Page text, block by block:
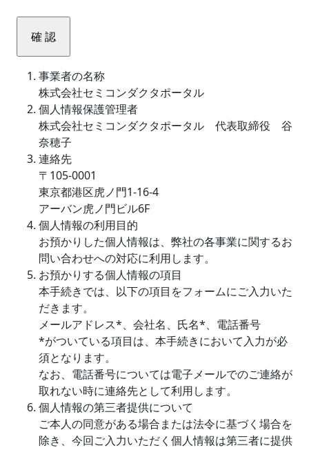
事業者の名称
株式会社セミコンダクタポータル
個人情報保護管理者
株式会社セミコンダクタポータル 代表取締役 谷
奈穂子
連絡先
〒105-0001
東京都港区虎ノ門1-16-4
アーバン虎ノ門ビル6F
個人情報の利用目的
お預かりした個人情報は、弊社の各事業に関するお
問い合わせへの対応に利用します。
お預かりする個人情報の項目
本手続きでは、以下の項目をフォームにご入力いた
だきます。
メールアドレス*、会社名、氏名*、電話番号
*がついている項目は、本手続きにおいて入力が必
須となります。
なお、電話番号については電子メールでのご連絡が
取れない時に連絡先として利用します。
個人情報の第三者提供について
ご本人の同意がある場合または法令に基づく場合を
除き、今回ご入力いただく個人情報は第三者に提供